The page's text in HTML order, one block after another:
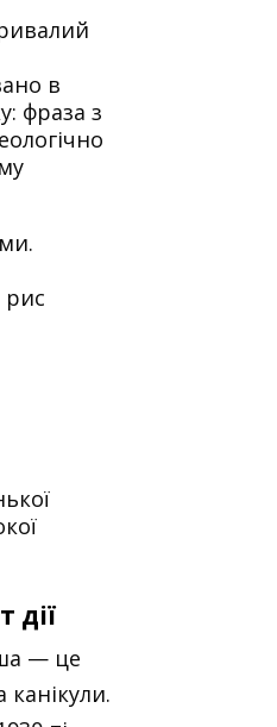
в
фраза з
рис
дії
— це